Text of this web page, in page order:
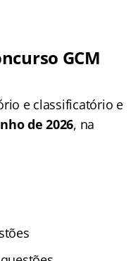
GCM
e classificatório e
de 2026, na